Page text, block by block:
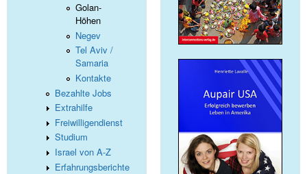
Golan-
Höhen
Negev
Tel Aviv /
Samaria
Kontakte
Bezahlte Jobs
Extrahilfe
Freiwilligendienst
Studium
Israel von A-Z
Erfahrungsberichte